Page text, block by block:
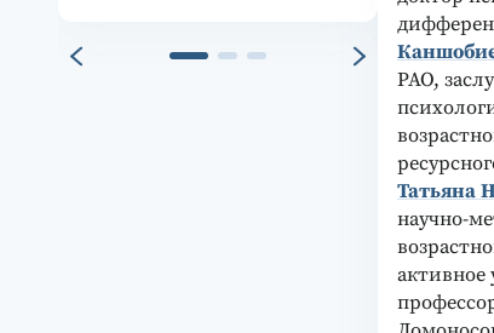
РАО,
Татьяна
научно-
активное